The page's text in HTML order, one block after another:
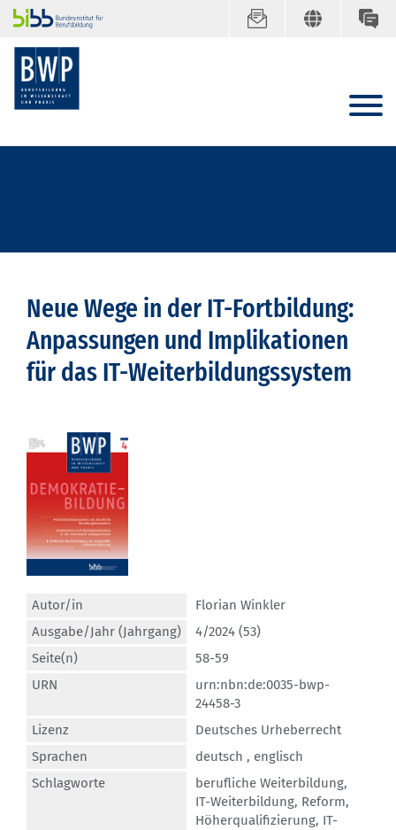
Neue Wege in der IT-Fortbildung:
Anpassungen und Implikationen
für das IT-Weiterbildungssystem
Autor/in
Florian Winkler
Ausgabe/Jahr (Jahrgang)
4/2024 (53)
Seite(n)
58-59
URN
urn:nbn:de:0035-bwp-
24458-3
Lizenz
Deutsches Urheberrecht
Sprachen
deutsch , englisch
Schlagworte
berufliche Weiterbildung,
IT-Weiterbildung, Reform,
Höherqualifizierung, IT-